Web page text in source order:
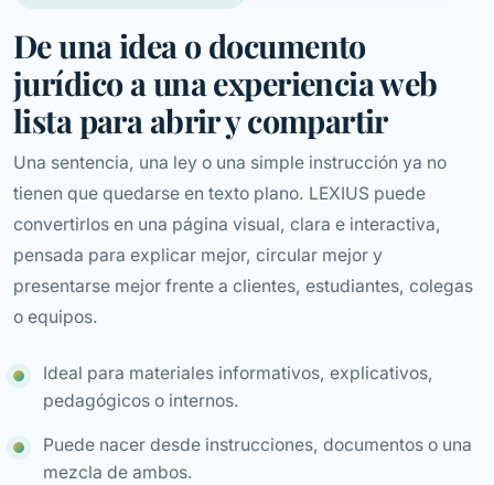
De una idea o documento
jurídico a una experiencia web
lista para abrir y compartir
Una sentencia, una ley o una simple instrucción ya no
tienen que quedarse en texto plano. LEXIUS puede
convertirlos en una página visual, clara e interactiva,
pensada para explicar mejor, circular mejor y
presentarse mejor frente a clientes, estudiantes, colegas
o equipos.
Ideal para materiales informativos, explicativos,
pedagógicos o internos.
Puede nacer desde instrucciones, documentos o una
mezcla de ambos.